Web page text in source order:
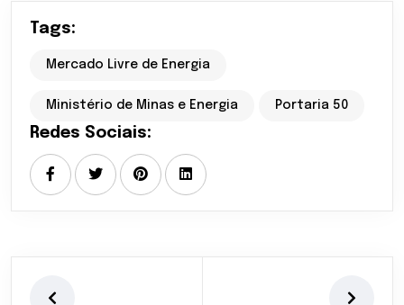
Tags:
Mercado Livre de Energia
Ministério de Minas e Energia Portaria 50
Redes Sociais: